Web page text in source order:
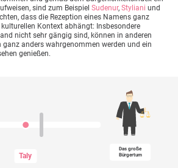
sind zum Beispiel Sudenur, Styliani und
dass die Rezeption eines Namens ganz
Kontext abhängt: Insbesondere
nicht sehr gängig sind, können in anderen
anders wahrgenommen werden und ein
genießen.
Taly
Das große
Bürgertum